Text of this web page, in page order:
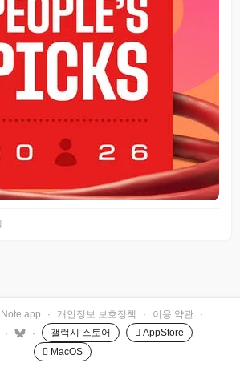
· 개인정보 보호정책 · 이용 약관
·
· · 갤럭시 스토어
 AppStore
 MacOS